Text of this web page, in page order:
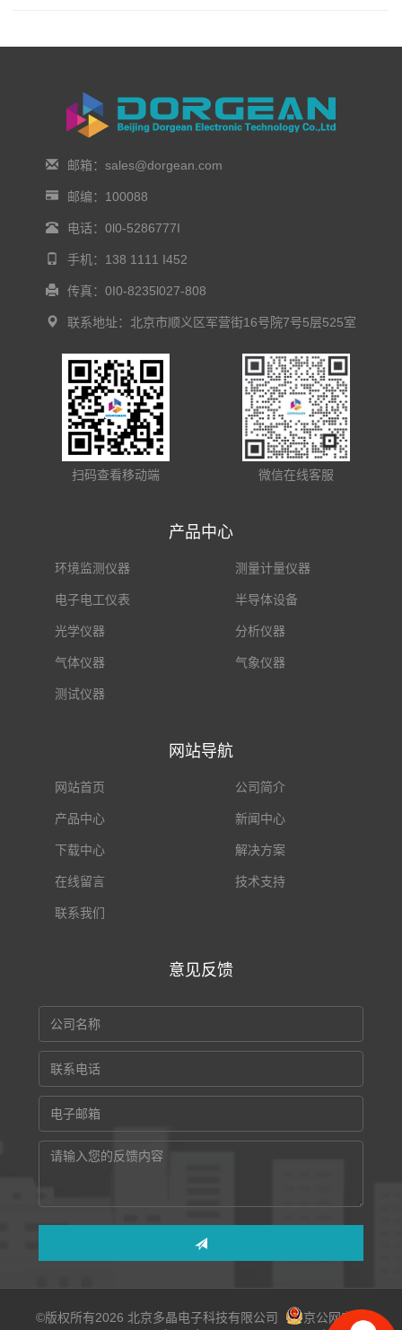
邮箱：sales@dorgean.com
邮编：100088
电话：0l0-5286777I
手机：138 1111 I452
传真：0I0-8235l027-808
联系地址：北京市顺义区军营街16号院7号5层525室
扫码查看移动端 微信在线客服
产品中心
环境监测仪器 测量计量仪器
电子电工仪表 半导体设备
光学仪器 分析仪器
气体仪器 气象仪器
测试仪器
网站导航
网站首页 公司简介
产品中心 新闻中心
下载中心 解决方案
在线留言 技术支持
联系我们
意见反馈
©版权所有2026 北京多晶电子科技有限公司
京公网安备